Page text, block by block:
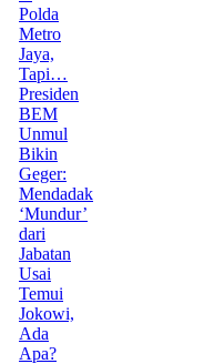
Polda
Metro
Jaya,
Tapi…
Presiden
BEM
Unmul
Bikin
Geger:
Mendadak
‘Mundur’
dari
Jabatan
Usai
Temui
Jokowi,
Ada
Apa?